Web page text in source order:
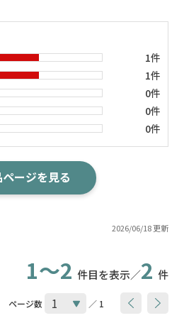
2026/06/18 更新
1件
1件
0件
0件
0件
ージを見る
1～2 件目を表示／2 件
ページ数 ／ 1